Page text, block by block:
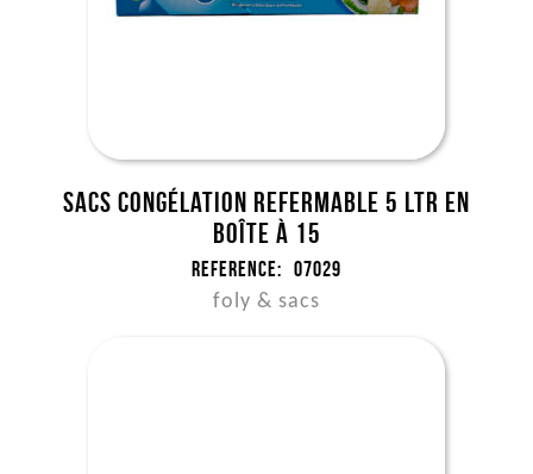
Sacs congélation refermable 5 ltr en
boîte à 15
Reference: 07029
foly & sacs